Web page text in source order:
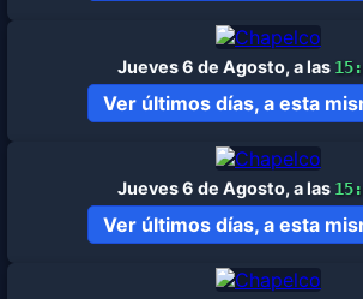
Jueves 6 de Agosto, a las
Ver últimos días, a esta
Jueves 6 de Agosto, a las
Ver últimos días, a esta